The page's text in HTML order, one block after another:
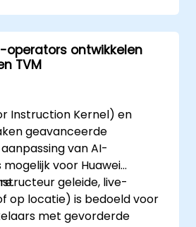
operators ontwikkelen
TVM
Instruction Kernel) en
geavanceerde
van AI-
voor Huawei
geleide, live-
op locatie) is bedoeld voor
met gevorderde